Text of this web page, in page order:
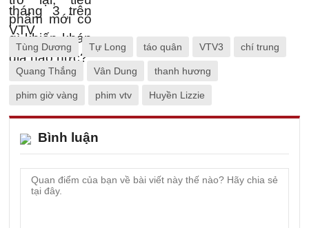
Tùng Dương Tự Long táo quân VTV3 chí trung
Quang Thắng Vân Dung thanh hương
phim giờ vàng phim vtv Huyền Lizzie
Bình luận